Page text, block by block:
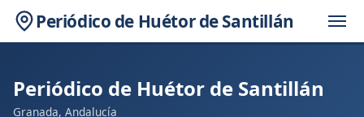
Periódico de Huétor de Santillán
Periódico de Huétor de Santillán
Granada, Andalucía